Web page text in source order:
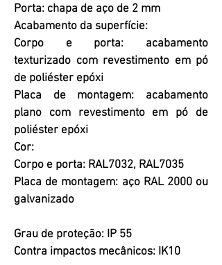
Porta: chapa de aço de 2 mm
Acabamento da superfície:
Corpo e porta: acabamento
texturizado com revestimento em pó
de poliéster epóxi
Placa de montagem: acabamento
plano com revestimento em pó de
poliéster epóxi
Cor:
Corpo e porta: RAL7032, RAL7035
Placa de montagem: aço RAL 2000 ou
galvanizado
Grau de proteção: IP 55
Contra impactos mecânicos: IK10